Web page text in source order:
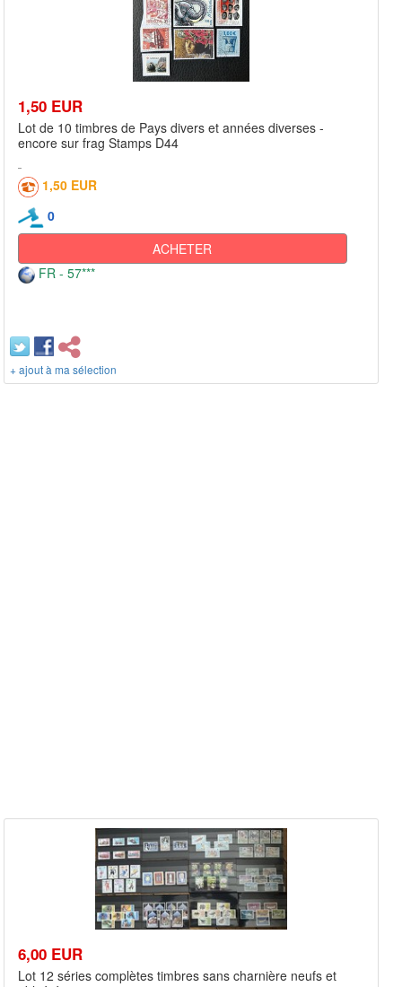
1,50 EUR
Lot de 10 timbres de Pays divers et années diverses -
encore sur frag Stamps D44
1,50 EUR
0
ACHETER
FR - 57***
+ ajout à ma sélection
6,00 EUR
Lot 12 séries complètes timbres sans charnière neufs et